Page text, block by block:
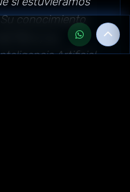
conocimiento
Perú y su
Artificial